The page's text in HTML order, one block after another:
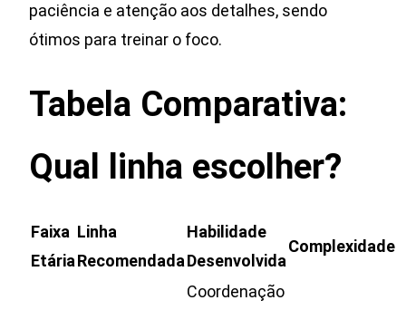
paciência e atenção aos detalhes, sendo
ótimos para treinar o foco.
Tabela Comparativa:
Qual linha escolher?
Faixa
Etária
Linha
Recomendada
Habilidade
Desenvolvida
Complexidade
Coordenação